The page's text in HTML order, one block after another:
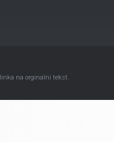
linka na orginalni tekst.